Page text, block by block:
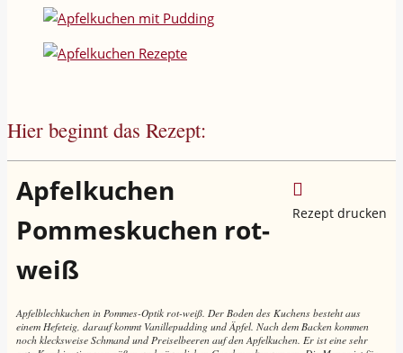
Hier beginnt das Rezept:
Rezept drucken
Apfelkuchen
Pommeskuchen rot-
weiß
Apfelblechkuchen in Pommes-Optik rot-weiß. Der Boden des Kuchens besteht aus
einem Hefeteig, darauf kommt Vanillepudding und Äpfel. Nach dem Backen kommen
noch klecksweise Schmand und Preiselbeeren auf den Apfelkuchen. Er ist eine sehr